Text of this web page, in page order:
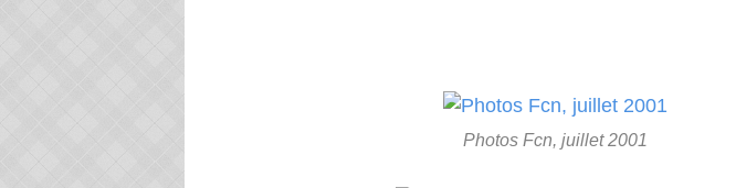
Photos Fcn, juillet 2001